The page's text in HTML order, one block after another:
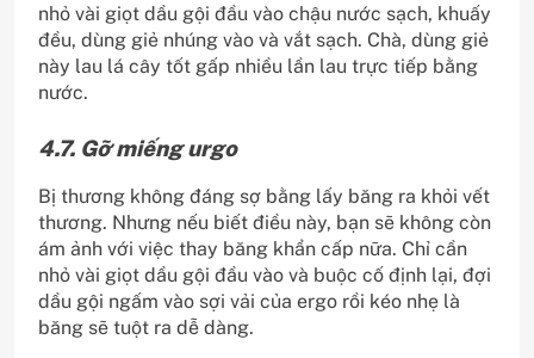
nhỏ vài giọt dầu gội đầu vào chậu nước sạch, khuấy
đều, dùng giẻ nhúng vào và vắt sạch. Chà, dùng giẻ
này lau lá cây tốt gấp nhiều lần lau trực tiếp bằng
nước.
4.7. Gỡ miếng urgo
Bị thương không đáng sợ bằng lấy băng ra khỏi vết
thương. Nhưng nếu biết điều này, bạn sẽ không còn
ám ảnh với việc thay băng khẩn cấp nữa. Chỉ cần
nhỏ vài giọt dầu gội đầu vào và buộc cố định lại, đợi
dầu gội ngấm vào sợi vải của ergo rồi kéo nhẹ là
băng sẽ tuột ra dễ dàng.